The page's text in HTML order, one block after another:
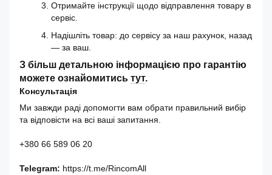
Отримайте інструкції щодо відправлення товару в
сервіс.
Надішліть товар: до сервісу за наш рахунок, назад
— за ваш.
З більш детальною інформацією про гарантію
можете ознайомитись тут.
Консультація
Ми завжди раді допомогти вам обрати правильний вибір
та відповісти на всі ваші запитання.
+380 66 589 06 20
Telegram: https://t.me/RincomAll